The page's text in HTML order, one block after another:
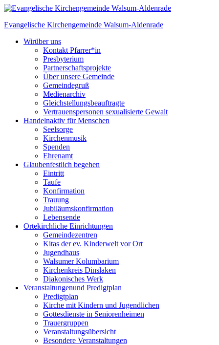
Skip
content
Evangelische Kirchengemeinde Walsum-Aldenrade
Wirüber uns
Kontakt Pfarrer*in
Presbyterium
Partnerschaftsprojekte
Über unsere Gemeinde
Gemeindegruß
Medienarchiv
Gleichstellungs­beauftragte
Vertrauenspersonen sexualisierte Gewalt
Handelnaktiv für Menschen
Seelsorge
Kirchenmusik
Spenden
Ehrenamt
Glaubenfestlich begehen
Eintritt
Taufe
Konfirmation
Trauung
Jubiläumskonfirmation
Lebensende
Ortekirchliche Einrichtungen
Gemeindezentren
Kitas der ev. Kinderwelt vor Ort
Jugendhaus
Walsumer Kolumbarium
Kirchenkreis Dinslaken
Diakonisches Werk
Veranstaltungenund Predigtplan
Predigtplan
Kirche mit Kindern und Jugendlichen
Gottesdienste in Seniorenheimen
Trauergruppen
Veranstaltungsübersicht
Besondere Veranstaltungen